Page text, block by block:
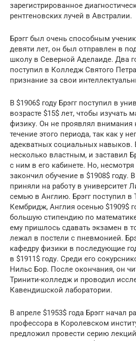
зарегистрированное
рентгеновских лучей в Австралии.
Брэгг был очень способным
девяти лет, он был отправлен в
школу в Северной Аделаиде. Два
поступил в Колледж Святого
признание за свои
В $1906$ году Брэгг поступил в
возрасте $15$ лет, чтобы изучать
физику. Он не проявлял внимания
течение этого периода, так как у
адекватных социальных навыков.
несколько властным, и заставил
с ним в его кабинете. Но, несмотря
закончил обучение в $1908$ году.
приняли на работу в университет
семью в Англию. Брэгг поступил
Кембридж, Англия осенью $1909$
большую стипендию по
ему пришлось сдавать экзамен в
лежал в постели с пневмонией.
кафедру физики в последующие
в $1911$ году. Среди его
Нильс Бор. После окончания, он
Тринити-колледж и проводил
Кавендишской лаборатории.
В апреле $1953$ года Брэгг начал
профессора в Королевском
предложил провести серию